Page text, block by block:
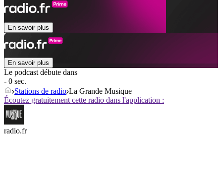
En savoir plus
En savoir plus
Le podcast débute dans
- 0 sec.
Stations de radio La Grande Musique
Écoutez gratuitement cette radio dans l'application :
radio.fr